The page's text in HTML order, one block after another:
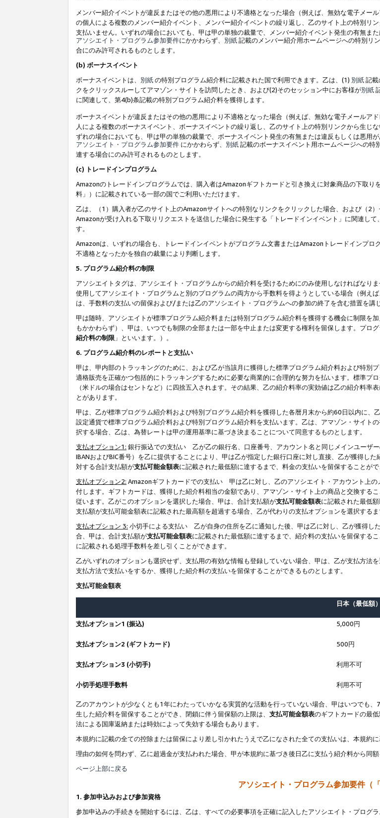
メンバー紹介イベントが違反またはその他の悪用により不適格となった場合（例えば、無効な電子メー
の個人による複数のメンバー紹介イベント、メンバー紹介イベントの繰り返し、乙のサイト上の特別リ
支払いません。いずれの場合においても、甲は甲の単独の裁量で、メンバー紹介イベント発生の有無ま
アソシエイト・プログラム参加要件にかかわらず、 別紙記載のメンバー紹介用ホームページへの特別リ
合にのみ許可されるものとします。
(b) ボーナスイベント
ボーナスイベントは、 別紙の特別プログラム紹介料に記載された国で利用できます。乙は、(1) 別紙記載
クをクリックスルーしてアマゾン・サイトを訪問したとき、および(2)そのセッション中にお客様が別紙
に関連して、第4(b)条記載の特別プログラム紹介料を獲得します。
ボーナスイベントが違反またはその他の悪用により不適格となった場合（例えば、無効な電子メールア
人による複数のボーナスイベント、ボーナスイベントの繰り返し、乙のサイト上の特別リンクから生じ
ずれの場合においても、甲は甲の単独の裁量で、ボーナスイベント発生の有無または違反もしくは悪用が
アソシエイト・プログラム参加要件 にかかわらず、 別紙記載のボーナスイベント用ホームページへの
連する場合にのみ許可されるものとします。
(c) トレードインプログラム
Amazonのトレードインプログラムでは、購入者はAmazonギフトカードと引き換えに対象商品の下取
料」）に記載されている一部の国でご利用いただけます。
乙は、（1）購入者が乙のサイト上のAmazonサイトへの特別なリンクをクリックした場合、および（2
Amazonが受け入れる下取りリクエストを送信した場合に発生する「トレードインイベント」に関連し
す。
Amazonは、いずれの場合も、トレードインイベントがプログラム文書またはAmazonトレードインプ
不適格となったかを独自の裁量により判断します。
5. プログラム紹介料の制限
アソシエイトタグは、アソシエイト・プログラムからの紹介料を受けるためにのみ使用しなければなり
使用してアソシエイト・プログラムと別のプログラムの両方から手数料を得ようとしている場合（例え
は、手数料の支払いの留保および/または乙のアソシエイト・プログラムへの参加の終了を含む措置を講
甲は随時、アソシエイトが標準プログラム紹介料または特別プログラム紹介料を獲得する機会に制限を
もかかわらず）、甲は、いつでも制限の全部または一部を中止または変更する権利を留保します。プログ
紹介料の制限 」といいます。）。
6. プログラム紹介料のレポートと支払い
甲は、甲内部のトラッキングのために、および乙が当該月に獲得した標準プログラム紹介料および特別
適格販売を正確かつ包括的にトラッキングするために必要な商業的に合理的な努力を払います。標準プ
（米ドルの場合はセントなど）に四捨五入されます。その結果、乙の紹介料率の実効値は乙の紹介料率
とがあります。
甲は、乙が標準プログラム紹介料および特別プログラム紹介料を獲得した各暦月末から約60日以内に、
設定通貨で標準プログラム紹介料および特別プログラム紹介料を支払います。乙は、アマゾン・サイト
択する場合、乙は、為替レートは甲の運用基準に基づき決まることについて同意するものとします。
支払オプション1: 銀行振込での支払い 乙が乙の銀行名、口座番号、アカウント名と同じメインユーザ
IBANおよびBIC番号）を乙に提供することにより、甲は乙が指定した銀行口座に対し直接、乙が獲得し
対する合計支払額が支払可能金額表に記載された最低額に達するまで、料金の支払いを留保することがで
支払オプション2: Amazonギフトカードでの支払い 甲は乙に対し、乙のアソシエイト・アカウント上
付します。ギフトカードは、獲得した紹介料相当の金額であり、アマゾン・サイト上の商品と交換する
従います。乙がこのオプションを選択した場合、甲は、合計支払額が支払可能金額表に記載された最低
支払額が支払可能金額表に記載された最高額を超過する場合、乙が代わりの支払オプションを選択する
支払オプション 3: 小切手による支払い 乙が自身の住所を乙に通知した後、甲は乙に対し、乙が獲得し
合、甲は、合計支払額が支払可能金額表に記載された最低額に達するまで、紹介料の支払いを留保する
に記載される処理手数料を差し引くことができます。
乙がいずれのオプションも選択せず、支払用の有効な情報も登録していない場合、甲は、乙が支払方法
支払方法で支払いをするか、獲得した紹介料の支払いを留保することができるものとします。
支払可能金額表
日本（最低額）
支払オプション1 (振込) 5,000円
支払オプション2 (ギフトカード) 500円
支払オプション3 (小切手) 利用不可
小切手処理手数料 利用不可
乙のアカウントが少なくとも1年にわたっていかなる実質的な活動を行っていない場合、甲はいつでも
生した紹介料を留保することができ、閉鎖に伴う留保額の上限は、 支払可能金額表のギフトカードの最
法による国庫返納または時効によって失効する場合もあります。
本規約に記載の全ての控除または留保により差し引かれたうえで乙になされた全ての支払いは、本規約
理由の如何を問わず、乙に超過金が支払われた場合、甲が本規約に基づき後日乙に支払う紹介料から同
ページ上部に戻る
アソシエイト・プログラム参加要件（
1. 参加申込みおよび参加資格
参加申込みの手続きを開始するには、乙は、すべての必要事項を正確に記入したアソシエイト・プログ